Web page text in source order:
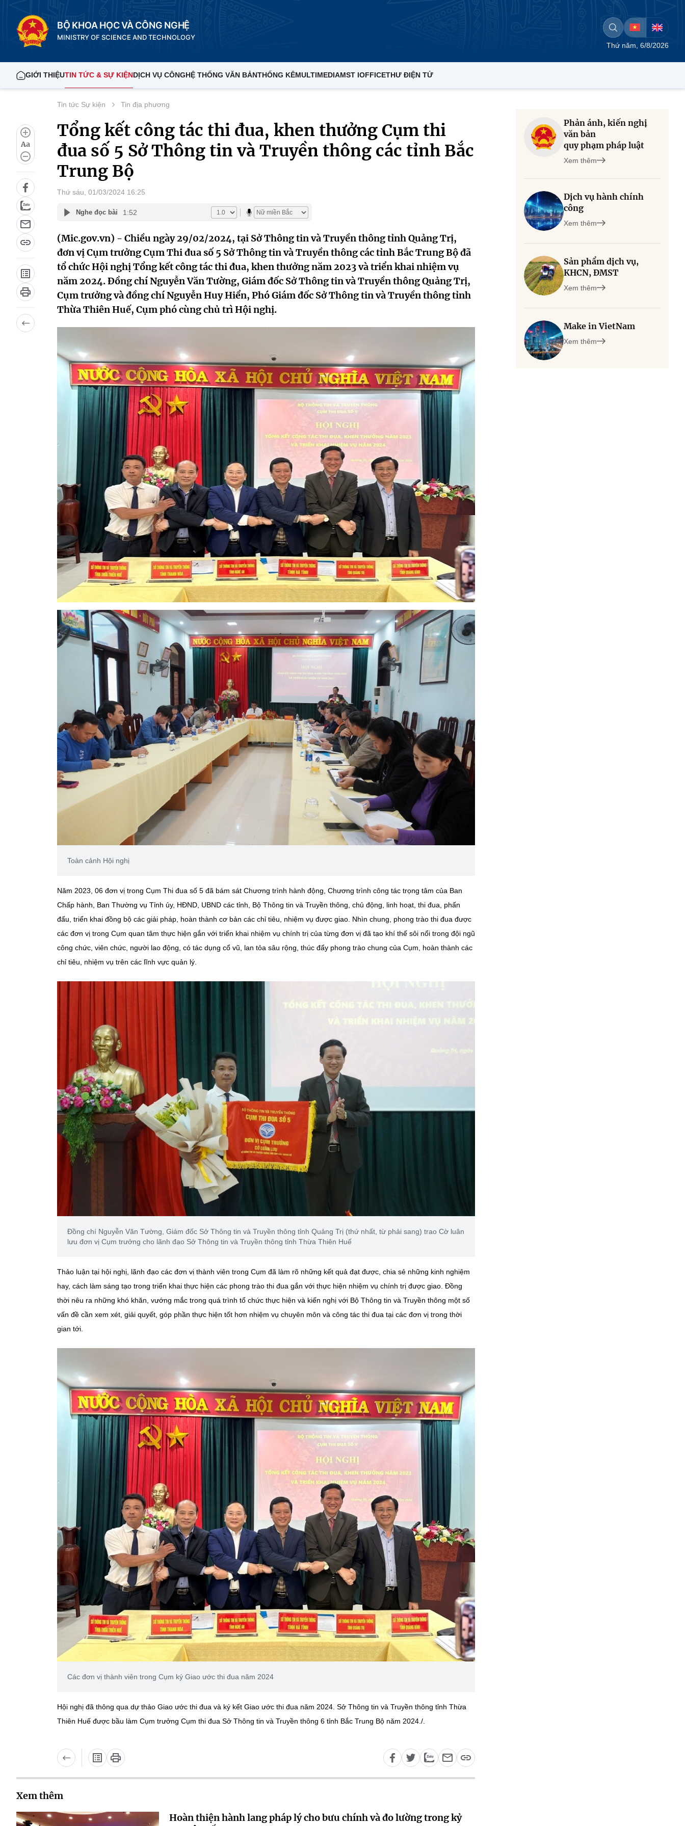
BỘ KHOA HỌC VÀ CÔNG NGHỆ
MINISTRY OF SCIENCE AND TECHNOLOGY
Thứ năm, 6/8/2026
GIỚI THIỆUTIN TỨC & SỰ KIỆNDỊCH VỤ CÔNGHỆ THỐNG VĂN BẢNTHỐNG KÊMULTIMEDIAMST IOFFICETHƯ ĐIỆN TỬ
Aa
Tin tức Sự kiện Tin địa phương
Tổng kết công tác thi đua, khen thưởng Cụm thi
đua số 5 Sở Thông tin và Truyền thông các tỉnh Bắc
Trung Bộ
Thứ sáu, 01/03/2024 16:25
Nghe đọc bài 1:52
(Mic.gov.vn) - Chiều ngày 29/02/2024, tại Sở Thông tin và Truyền thông tỉnh Quảng Trị,
đơn vị Cụm trưởng Cụm Thi đua số 5 Sở Thông tin và Truyền thông các tỉnh Bắc Trung Bộ đã
tổ chức Hội nghị Tổng kết công tác thi đua, khen thưởng năm 2023 và triển khai nhiệm vụ
năm 2024. Đồng chí Nguyễn Văn Tường, Giám đốc Sở Thông tin và Truyền thông Quảng Trị,
Cụm trưởng và đồng chí Nguyễn Huy Hiển, Phó Giám đốc Sở Thông tin và Truyền thông tỉnh
Thừa Thiên Huế, Cụm phó cùng chủ trì Hội nghị.
Toàn cảnh Hội nghị
Năm 2023, 06 đơn vị trong Cụm Thi đua số 5 đã bám sát Chương trình hành động, Chương trình công tác trọng tâm của Ban
Chấp hành, Ban Thường vụ Tỉnh ủy, HĐND, UBND các tỉnh, Bộ Thông tin và Truyền thông, chủ động, linh hoạt, thi đua, phấn
đấu, triển khai đồng bộ các giải pháp, hoàn thành cơ bản các chỉ tiêu, nhiệm vụ được giao. Nhìn chung, phong trào thi đua được
các đơn vị trong Cụm quan tâm thực hiện gắn với triển khai nhiệm vụ chính trị của từng đơn vị đã tạo khí thế sôi nổi trong đội ngũ
công chức, viên chức, người lao động, có tác dụng cổ vũ, lan tỏa sâu rộng, thúc đẩy phong trào chung của Cụm, hoàn thành các
chỉ tiêu, nhiệm vụ trên các lĩnh vực quản lý.
Đồng chí Nguyễn Văn Tường, Giám đốc Sở Thông tin và Truyền thông tỉnh Quảng Trị (thứ nhất, từ phải sang) trao Cờ luân
lưu đơn vị Cụm trưởng cho lãnh đạo Sở Thông tin và Truyền thông tỉnh Thừa Thiên Huế
Thảo luận tại hội nghị, lãnh đạo các đơn vị thành viên trong Cụm đã làm rõ những kết quả đạt được, chia sẻ những kinh nghiệm
hay, cách làm sáng tạo trong triển khai thực hiện các phong trào thi đua gắn với thực hiện nhiệm vụ chính trị được giao. Đồng
thời nêu ra những khó khăn, vướng mắc trong quá trình tổ chức thực hiện và kiến nghị với Bộ Thông tin và Truyền thông một số
vấn đề cần xem xét, giải quyết, góp phần thực hiện tốt hơn nhiệm vụ chuyên môn và công tác thi đua tại các đơn vị trong thời
gian tới.
Các đơn vị thành viên trong Cụm ký Giao ước thi đua năm 2024
Hội nghị đã thông qua dự thảo Giao ước thi đua và ký kết Giao ước thi đua năm 2024. Sở Thông tin và Truyền thông tỉnh Thừa
Thiên Huế được bầu làm Cụm trưởng Cụm thi đua Sở Thông tin và Truyền thông 6 tỉnh Bắc Trung Bộ năm 2024./.
Xem thêm
Hoàn thiện hành lang pháp lý cho bưu chính và đo lường trong kỷ
Phản ánh, kiến nghị
văn bản
quy phạm pháp luật
Xem thêm
Dịch vụ hành chính
công
Xem thêm
Sản phẩm dịch vụ,
KHCN, ĐMST
Xem thêm
Make in VietNam
Xem thêm